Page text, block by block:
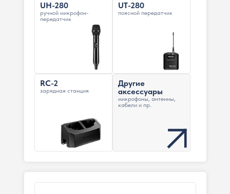
UH-280
ручной микрофон-
передатчик
UT-280
поясной передатчик
RC-2
зарядная станция
Другие
аксессуары
микрофоны, антенны,
кабели и пр.